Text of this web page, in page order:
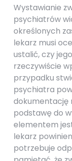
Wystawianie
psychiatrów
określonych
lekarz musi
ustalić, czy
rzeczywiście
przypadku
psychiatra
dokumentację
podstawę do
elementem
lekarz
potrzebuje